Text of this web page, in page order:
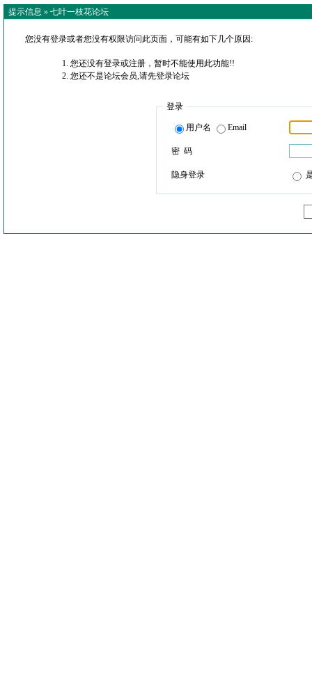
提示信息 » 七叶一枝花论坛
您没有登录或者您没有权限访问此页面，可能有如下几个原因:
您还没有登录或注册，暂时不能使用此功能!!
您还不是论坛会员,请先登录论坛
登录
用户名 Email
密 码
隐身登录